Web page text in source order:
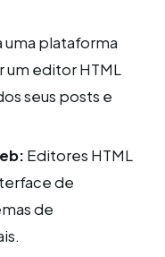
uma plataforma
um editor HTML
seus posts e
Editores HTML
de
de